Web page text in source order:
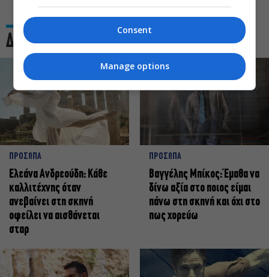
Δες και αυτό
ΠΡΟΣΩΠΑ
Ελεάνα Ανδρεούδη: Κάθε
καλλιτέχνης όταν
ανεβαίνει στη σκηνή
οφείλει να αισθάνεται
σταρ
ΠΡΟΣΩΠΑ
Βαγγέλης Μπίκος: Έμαθα να
δίνω αξία στο ποιος είμαι
πάνω στη σκηνή και όχι στο
πως χορεύω
Consent
Manage options